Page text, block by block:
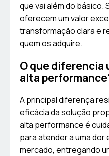
que vai além do básico.
oferecem um valor
transformação clara e
quem os adquire.
O que diferencia
alta
A principal diferença
eficácia da solução
alta performance é
para atender a uma dor
mercado, entregando